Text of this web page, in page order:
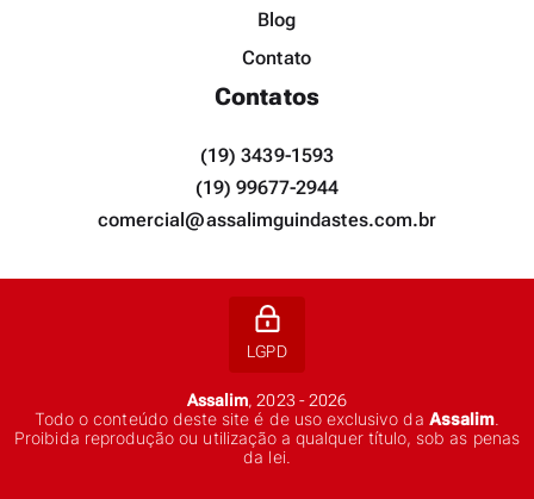
Blog
Contato
Contatos
(19) 3439-1593
(19) 99677-2944
comercial@assalimguindastes.com.br
LGPD
Assalim, 2023 - 2026
Todo o conteúdo deste site é de uso exclusivo da Assalim
Proibida reprodução ou utilização a qualquer título, sob as penas
da lei.